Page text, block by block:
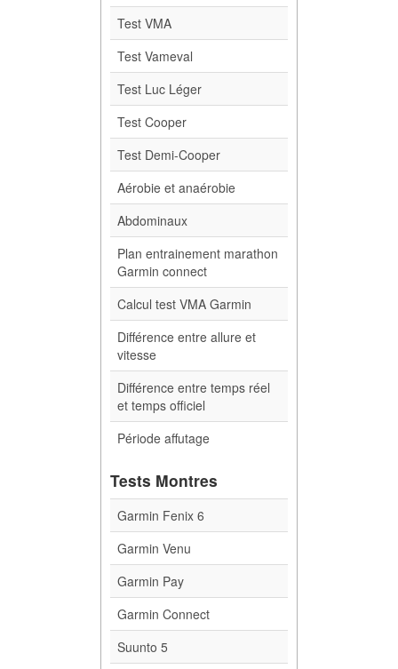
Test VMA
Test Vameval
Test Luc Léger
Test Cooper
Test Demi-Cooper
Aérobie et anaérobie
Abdominaux
Plan entrainement marathon
Garmin connect
Calcul test VMA Garmin
Différence entre allure et
vitesse
Différence entre temps réel
et temps officiel
Période affutage
Tests Montres
Garmin Fenix 6
Garmin Venu
Garmin Pay
Garmin Connect
Suunto 5